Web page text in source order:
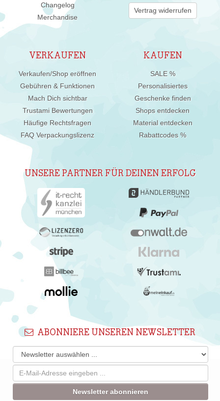
Changelog
Merchandise
Vertrag widerrufen
VERKAUFEN
Verkaufen/Shop eröffnen
Gebühren & Funktionen
Mach Dich sichtbar
Trustami Bewertungen
Häufige Rechtsfragen
FAQ Verpackungslizenz
KAUFEN
SALE %
Personalisiertes
Geschenke finden
Shops entdecken
Material entdecken
Rabattcodes %
UNSERE PARTNER FÜR DEINEN ERFOLG
ABONNIERE UNSEREN NEWSLETTER
Newsletter abonnieren